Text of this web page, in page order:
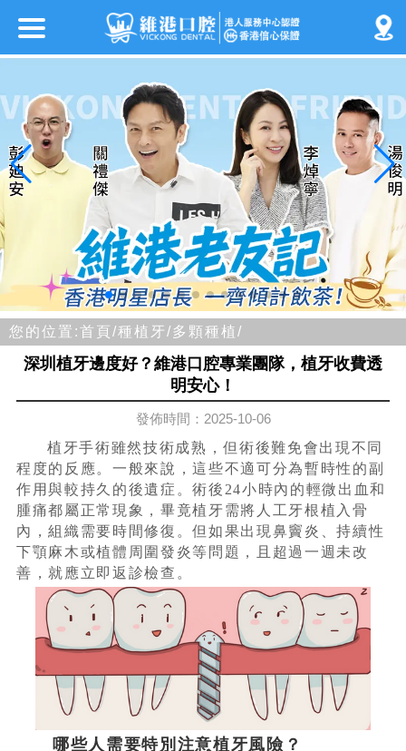
您的位置:首頁/種植牙/ 多顆種植/
深圳植牙邊度好？維港口腔專業團隊，植牙收費透
明安心！
發佈時間：2025-10-06
植牙手術雖然技術成熟，但術後難免會出現不同
程度的反應。一般來說，這些不適可分為暫時性的副
作用與較持久的後遺症。術後24小時內的輕微出血和
腫痛都屬正常現象，畢竟植牙需將人工牙根植入骨
內，組織需要時間修復。但如果出現鼻竇炎、持續性
下顎麻木或植體周圍發炎等問題，且超過一週未改
善，就應立即返診檢查。
哪些人需要特別注意植牙風險？